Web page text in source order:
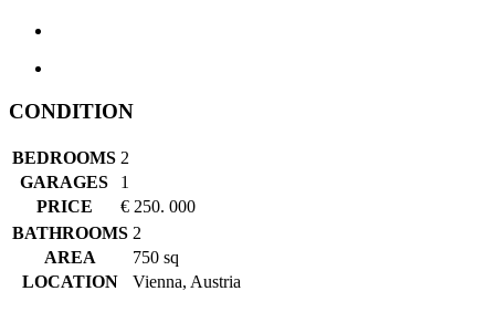
CONDITION
BEDROOMS 2
GARAGES
1
PRICE
€ 250. 000
BATHROOMS 2
AREA
750 sq
LOCATION
Vienna, Austria